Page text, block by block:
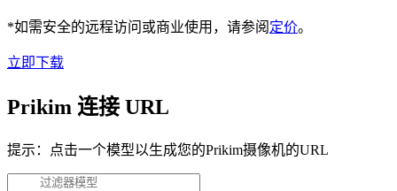
*如需安全的远程访问或商业使用，请参阅 定价。
立即下载
Prikim 连接 URL
提示：点击一个模型以生成您的Prikim摄像机的URL